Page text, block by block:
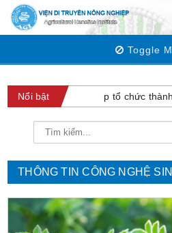
Toggle
Nổi bật
Nông nghiệp tổ chức thành
THÔNG TIN CÔNG NGHỆ